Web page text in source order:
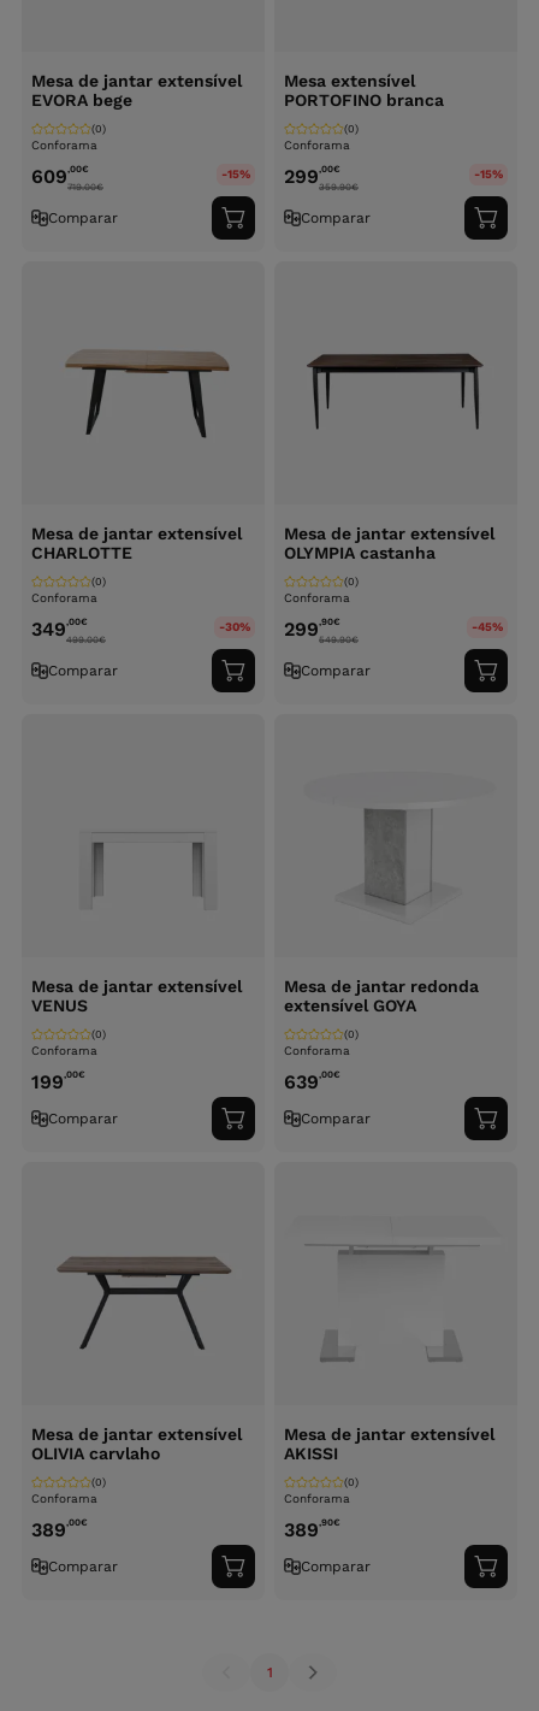
Mesa de jantar extensível
EVORA bege
Conforama
(0)
609,00€
719.00€
-15%
Comparar
Adicionar
ao
Mesa extensível
PORTOFINO branca
Conforama
(0)
299,00€
359.90€
-15%
Comparar
ao
Mesa de jantar extensível
CHARLOTTE
Conforama
(0)
349,00€
499.00€
-30%
Comparar
Adicionar
ao
Mesa de jantar extensível
OLYMPIA castanha
Conforama
(0)
299,90€
549.90€
-45%
Comparar
ao
Mesa de jantar extensível
VENUS
Conforama
(0)
199,00€
Comparar
Adicionar
ao
Mesa de jantar redonda
extensível GOYA
Conforama
(0)
639,00€
Comparar
ao
Mesa de jantar extensível
OLIVIA carvlaho
Conforama
(0)
389,00€
Comparar
Adicionar
ao
Mesa de jantar extensível
AKISSI
Conforama
(0)
389,90€
Comparar
ao
1